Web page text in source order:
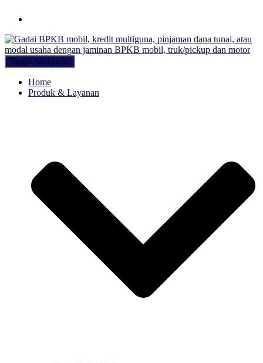
Toggle Navigation
Home
Produk & Layanan